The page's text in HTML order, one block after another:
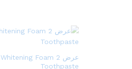
عرض 2 Whitening Foam
Toothpaste